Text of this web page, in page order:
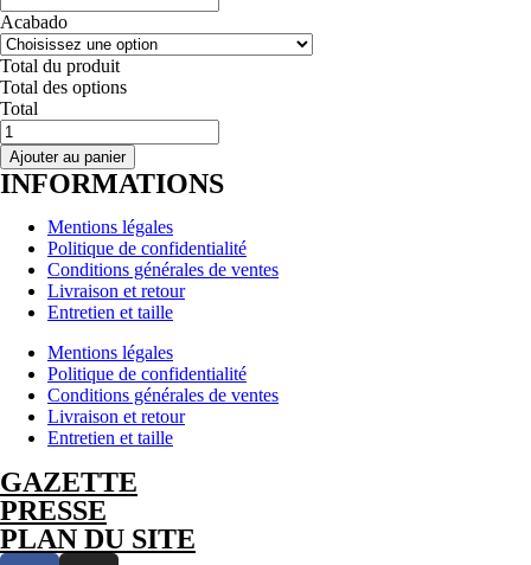
Acabado
Total du produit
Total des options
Total
quantité
de
PULSERA
-
boda
Confidencias
Braille
Plata
Ajouter au panier
INFORMATIONS
Mentions légales
Politique de confidentialité
Conditions générales de ventes
Livraison et retour
Entretien et taille
Mentions légales
Politique de confidentialité
Conditions générales de ventes
Livraison et retour
Entretien et taille
GAZETTE
PRESSE
PLAN DU SITE